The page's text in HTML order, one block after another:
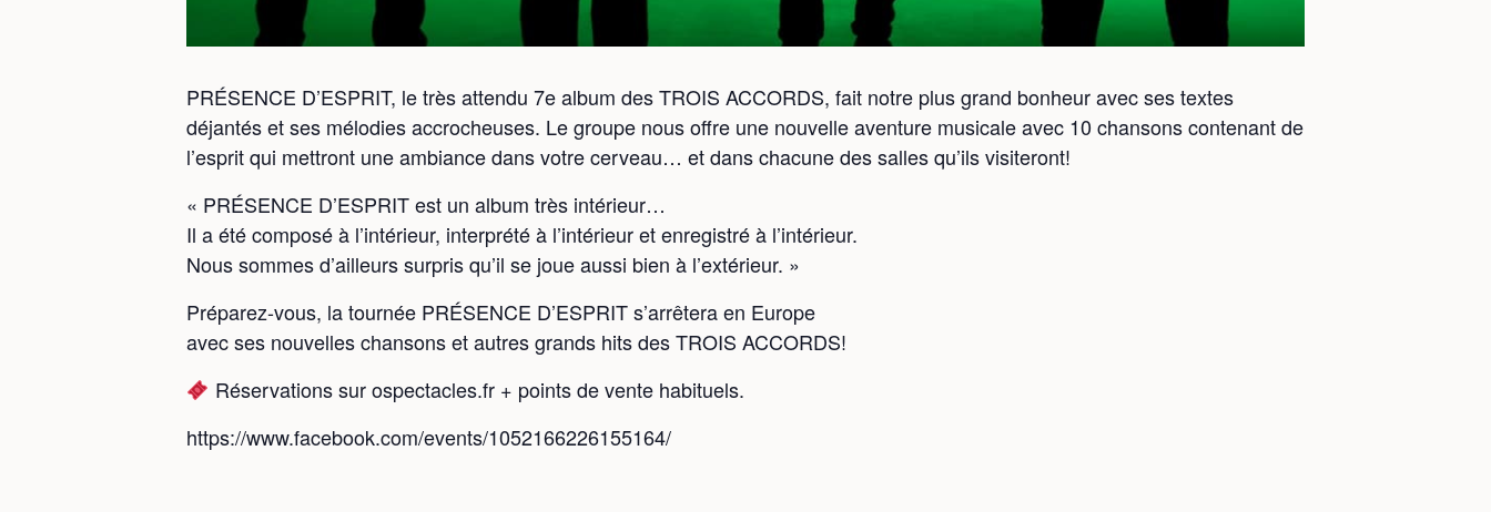
PRÉSENCE D’ESPRIT, le très attendu 7e album des TROIS ACCORDS, fait notre plus grand bonheur avec ses textes
déjantés et ses mélodies accrocheuses. Le groupe nous offre une nouvelle aventure musicale avec 10 chansons contenant de
l’esprit qui mettront une ambiance dans votre cerveau… et dans chacune des salles qu’ils visiteront!
« PRÉSENCE D’ESPRIT est un album très intérieur…
Il a été composé à l’intérieur, interprété à l’intérieur et enregistré à l’intérieur.
Nous sommes d’ailleurs surpris qu’il se joue aussi bien à l’extérieur. »
Préparez-vous, la tournée PRÉSENCE D’ESPRIT s’arrêtera en Europe
avec ses nouvelles chansons et autres grands hits des TROIS ACCORDS!
Réservations sur ospectacles.fr + points de vente habituels.
https://www.facebook.com/events/1052166226155164/